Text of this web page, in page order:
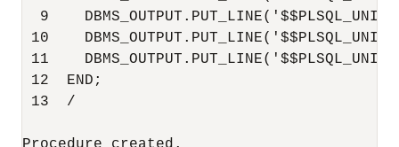
9    DBMS_OUTPUT.PUT_LINE('$$PLSQL_UNIT
10
11
12  END;
13  /